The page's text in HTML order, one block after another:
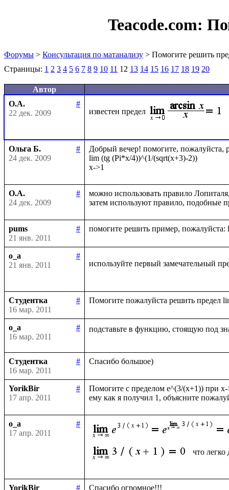
Teacode.com:
Форумы > Консультация по матанализу > Помогите решить
Страницы: 1 2 3 4 5 6 7 8 9 10 11 12 13 14 15 16 17 18 19 20
Автор
О.А.
#
22 дек. 2009
известен предел
Ольга Б.
#
24 дек. 2009
Добрый вечер! помогите,
lim (tg (Pi*x/4))^(1/(sqrt(x+3)-2))
О.А.
#
24 дек. 2009
можно использовать правило
pums
#
21 янв. 2011
o_a
#
21 янв. 2011
используйте первый замечательный
Студентка
#
16 мар. 2011
o_a
#
16 мар. 2011
подставьте в функцию, стоящую под
Студентка
#
16 мар. 2011
YorikBir
#
17 апр. 2011
Помогите с пределом e^(3/(x+1)) при x-
o_a
#
17 апр. 2011
что легко
YorikBir
#